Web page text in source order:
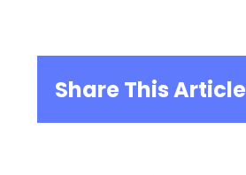
Share This Article